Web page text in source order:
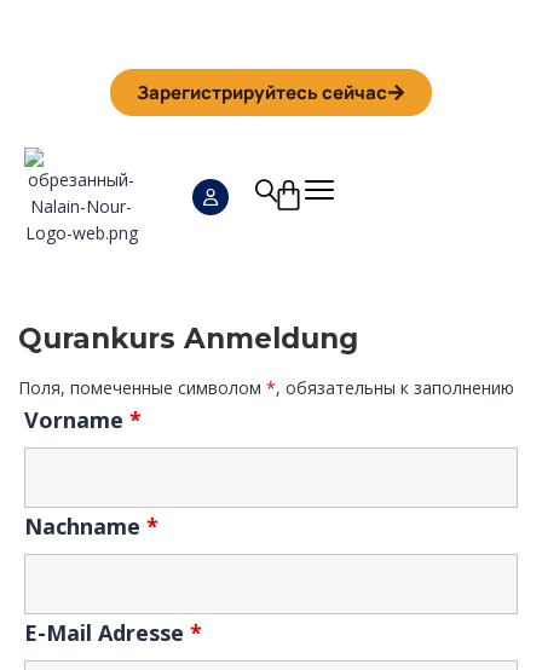
Зарегистрируйтесь сейчас
Qurankurs Anmeldung
Поля, помеченные символом *, обязательны к заполнению
Vorname *
Nachname *
E-Mail Adresse *